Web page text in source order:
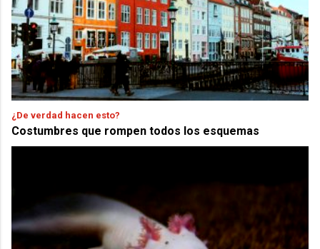
¿De verdad hacen esto?
Costumbres que rompen todos los esquemas